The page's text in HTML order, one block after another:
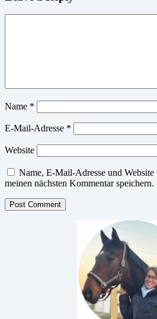
Name *
E-Mail-Adresse *
Website
Name, E-Mail-Adresse und
meinen nächsten Kommentar speichern.